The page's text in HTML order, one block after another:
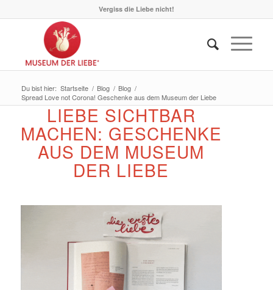
Vergiss die Liebe nicht!
Du bist hier: Startseite / Blog / Blog /
Spread Love not Corona! Geschenke aus dem Museum der Liebe
LIEBE SICHTBAR
MACHEN: GESCHENKE
AUS DEM MUSEUM
DER LIEBE